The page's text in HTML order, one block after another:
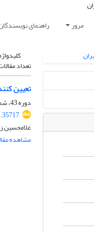
مرور راهنمای
تعداد
تعیین
دوره 43، شماره 4، زمستان 1391، صفحه
غلامحسین
مشاهده